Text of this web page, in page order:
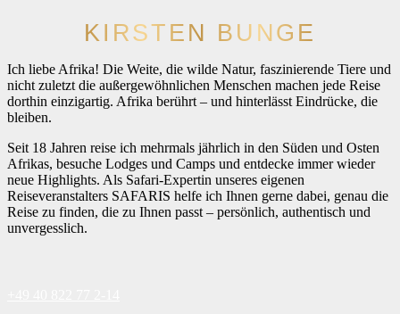
KIRSTEN BUNGE
Ich liebe Afrika! Die Weite, die wilde Natur, faszinierende Tiere und
nicht zuletzt die außergewöhnlichen Menschen machen jede Reise
dorthin einzigartig. Afrika berührt – und hinterlässt Eindrücke, die
bleiben.
Seit 18 Jahren reise ich mehrmals jährlich in den Süden und Osten
Afrikas, besuche Lodges und Camps und entdecke immer wieder
neue Highlights. Als Safari-Expertin unseres eigenen
Reiseveranstalters SAFARIS helfe ich Ihnen gerne dabei, genau die
Reise zu finden, die zu Ihnen passt – persönlich, authentisch und
unvergesslich.